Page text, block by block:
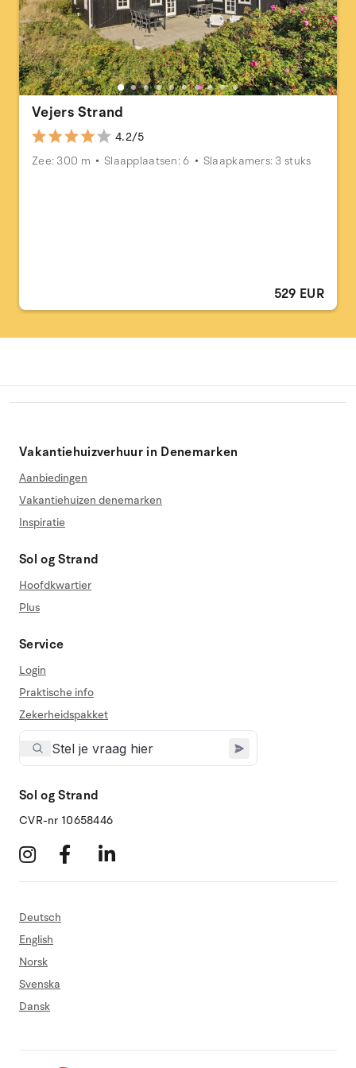
Vejers Strand
4.2/5
Zee: 300 m
Slaapplaatsen: 6 Slaapkamers: 3 stuks
529 EUR
Vakantiehuizverhuur in Denemarken
Aanbiedingen
Vakantiehuizen denemarken
Inspiratie
Sol og Strand
Hoofdkwartier
Plus
Service
Login
Praktische info
Zekerheidspakket
Sol og Strand
CVR-nr 10658446
Deutsch
English
Norsk
Svenska
Dansk